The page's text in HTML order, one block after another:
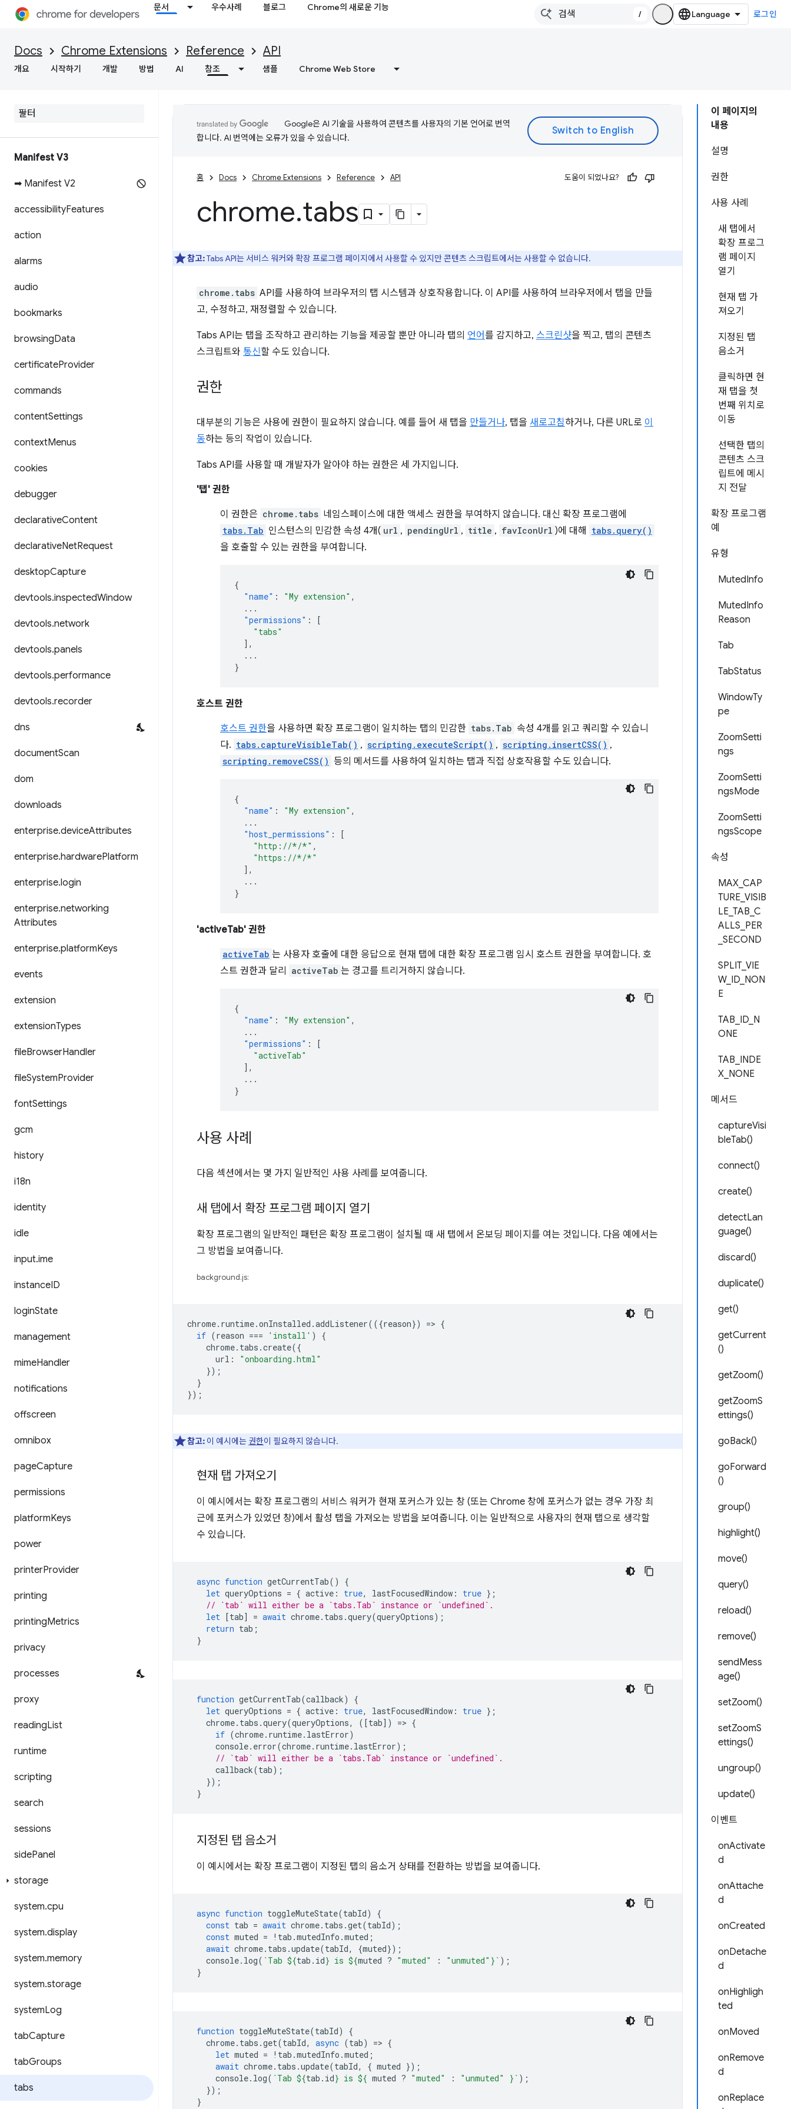
문서 우수사례 블로그 Chrome의 새로운 기능
/ 로그인
Docs Chrome Extensions Reference API
개요 시작하기 개발 방법 AI 참조 샘플 Chrome Web Store
Manifest V3
➡ Manifest V2
accessibilityFeatures
action
alarms
audio
bookmarks
browsingData
certificateProvider
commands
contentSettings
contextMenus
cookies
debugger
declarativeContent
declarativeNetRequest
desktopCapture
devtools.inspectedWindow
devtools.network
devtools.panels
devtools.performance
devtools.recorder
dns
documentScan
dom
downloads
enterprise.deviceAttributes
enterprise.hardwarePlatform
enterprise.login
enterprise.networking
Attributes
enterprise.platformKeys
events
extension
extensionTypes
fileBrowserHandler
fileSystemProvider
fontSettings
gcm
history
i18n
identity
idle
input.ime
instanceID
loginState
management
mimeHandler
notifications
offscreen
omnibox
pageCapture
permissions
platformKeys
power
printerProvider
printing
printingMetrics
privacy
processes
proxy
readingList
runtime
scripting
search
sessions
sidePanel
storage
system.cpu
system.display
system.memory
system.storage
systemLog
tabCapture
tabGroups
tabs
이 페이지의
내용
설명
권한
사용 사례
새 탭에서
확장 프로그
램 페이지
열기
현재 탭 가
져오기
지정된 탭
음소거
클릭하면 현
재 탭을 첫
번째 위치로
이동
선택한 탭의
콘텐츠 스크
립트에 메시
지 전달
확장 프로그램
예
유형
MutedInfo
MutedInfo
Reason
Tab
TabStatus
WindowTy
pe
ZoomSetti
ngs
ZoomSetti
ngsMode
ZoomSetti
ngsScope
속성
MAX_CAP
TURE_VISIB
LE_TAB_C
ALLS_PER
_SECOND
SPLIT_VIE
W_ID_NON
E
TAB_ID_N
ONE
TAB_INDE
X_NONE
메서드
captureVisi
bleTab()
connect()
create()
detectLan
guage()
discard()
duplicate()
get()
getCurrent
()
getZoom()
getZoomS
ettings()
goBack()
goForward
()
group()
highlight()
move()
query()
reload()
remove()
sendMess
age()
setZoom()
setZoomS
ettings()
ungroup()
update()
이벤트
onActivate
d
onAttache
d
onCreated
onDetache
d
onHighligh
ted
onMoved
onRemove
d
onReplace
Google은 AI 기술을 사용하여 콘텐츠를 사용자의 기본 언어로 번역
합니다. AI 번역에는 오류가 있을 수 있습니다.
홈 Docs Chrome Extensions Reference API 도움이 되었나요?
chrome.tabs
참고:Tabs API는 서비스 워커와 확장 프로그램 페이지에서 사용할 수 있지만 콘텐츠 스크립트에서는 사용할 수 없습니다.
chrome.tabs API를 사용하여 브라우저의 탭 시스템과 상호작용합니다. 이 API를 사용하여 브라우저에서 탭을 만들
고, 수정하고, 재정렬할 수 있습니다.
Tabs API는 탭을 조작하고 관리하는 기능을 제공할 뿐만 아니라 탭의 언어를 감지하고, 스크린샷을 찍고, 탭의 콘텐츠
스크립트와 통신할 수도 있습니다.
권한
대부분의 기능은 사용에 권한이 필요하지 않습니다. 예를 들어 새 탭을 만들거나, 탭을 새로고침하거나, 다른 URL로 이
동하는 등의 작업이 있습니다.
Tabs API를 사용할 때 개발자가 알아야 하는 권한은 세 가지입니다.
'탭' 권한
이 권한은 chrome.tabs 네임스페이스에 대한 액세스 권한을 부여하지 않습니다. 대신 확장 프로그램에
tabs.Tab 인스턴스의 민감한 속성 4개( url , pendingUrl , title , favIconUrl )에 대해 tabs.query()
을 호출할 수 있는 권한을 부여합니다.
{
"name" : "My extension" ,
...
"permissions" :
[
"tabs"
],
...
}
호스트 권한
호스트 권한을 사용하면 확장 프로그램이 일치하는 탭의 민감한 tabs.Tab 속성 4개를 읽고 쿼리할 수 있습니
다. tabs.captureVisibleTab() , scripting.executeScript() , scripting.insertCSS() ,
scripting.removeCSS() 등의 메서드를 사용하여 일치하는 탭과 직접 상호작용할 수도 있습니다.
{
"name" : "My extension" ,
...
"host_permissions" :
[
"http://*/*" ,
"https://*/*"
],
...
}
'activeTab' 권한
activeTab 는 사용자 호출에 대한 응답으로 현재 탭에 대한 확장 프로그램 임시 호스트 권한을 부여합니다. 호
스트 권한과 달리
activeTab 는 경고를 트리거하지 않습니다.
{
"name" : "My extension" ,
...
"permissions" :
[
"activeTab"
],
...
}
사용 사례
다음 섹션에서는 몇 가지 일반적인 사용 사례를 보여줍니다.
새 탭에서 확장 프로그램 페이지 열기
확장 프로그램의 일반적인 패턴은 확장 프로그램이 설치될 때 새 탭에서 온보딩 페이지를 여는 것입니다. 다음 예에서는
그 방법을 보여줍니다.
background.js:
chrome. runtime.onInstalled .addListener(({reason}) => {
if (reason === 'install' )
{
chrome. tabs .create({
url :
"onboarding.html"
});
}
});
참고: 이 예시에는 권한이 필요하지 않습니다.
현재 탭 가져오기
이 예시에서는 확장 프로그램의 서비스 워커가 현재 포커스가 있는 창 (또는 Chrome 창에 포커스가 없는 경우 가장 최
근에 포커스가 있었던 창)에서 활성 탭을 가져오는 방법을 보여줍니다. 이는 일반적으로 사용자의 현재 탭으로 생각할
수 있습니다.
async function getCurrentTab()
{
let queryOptions = { active : true, lastFocusedWindow : true };
// `tab` will either be a `tabs.Tab` instance or `undefined`.
let [tab] = await chrome. tabs .query(queryOptions);
return tab ;
}
function getCurrentTab(callback)
{
let queryOptions = { active : true, lastFocusedWindow : true };
chrome. tabs .query(queryOptions, ([tab]) => {
if (chrome. runtime. lastError)
console. error(chrome. runtime. lastError);
// `tab` will either be a `tabs.Tab` instance or `undefined`.
callback(tab);
});
}
지정된 탭 음소거
이 예시에서는 확장 프로그램이 지정된 탭의 음소거 상태를 전환하는 방법을 보여줍니다.
async function toggleMuteState(tabId)
{
const tab = await chrome. tabs .get(tabId);
const muted = ! tab .mutedInfo .muted ;
await chrome. tabs .update(tabId, {muted});
console. log( `Tab ${tab . id} is ${muted ? "muted" : "unmuted" } ` );
}
function toggleMuteState(tabId)
{
chrome. tabs .get(tabId, async (tab) => {
let muted = ! tab .mutedInfo .muted ;
await chrome. tabs .update(tabId, { muted });
console. log( `Tab ${tab . id} is ${ muted ? "muted" : "unmuted" } ` );
});
}